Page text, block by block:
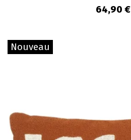
64,90 €
Nouveau